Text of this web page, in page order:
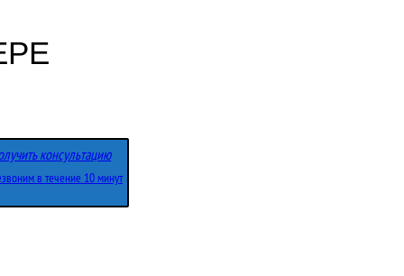
консультацию
в течение 10 минут